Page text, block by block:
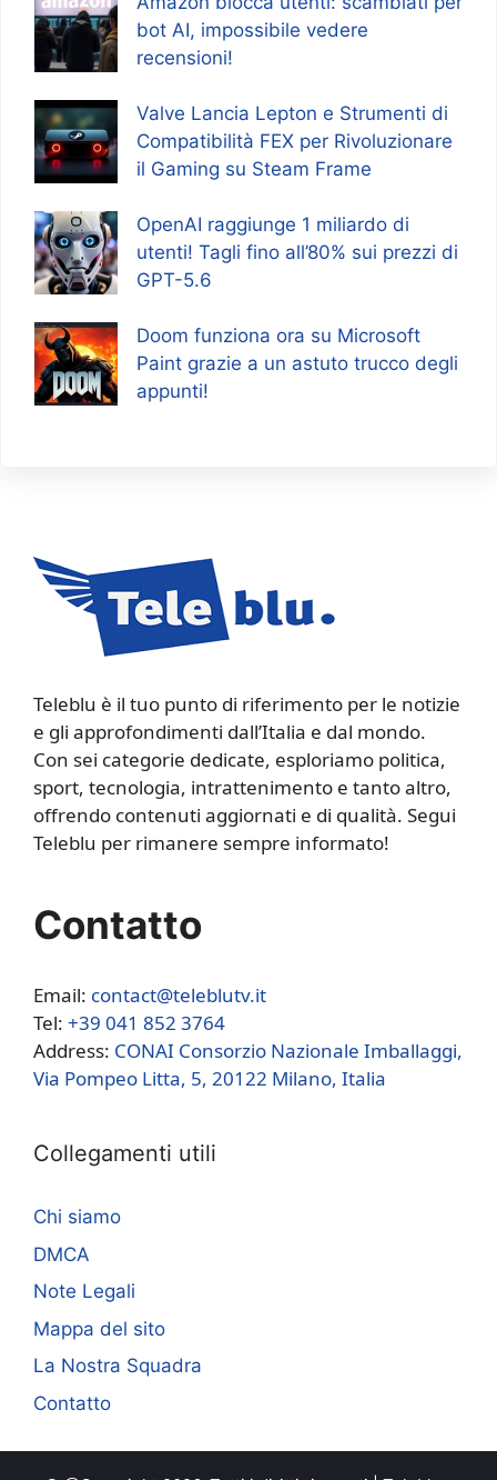
bot AI, impossibile vedere
recensioni!
Valve Lancia Lepton e Strumenti di
Compatibilità FEX per Rivoluzionare
il Gaming su Steam Frame
OpenAI raggiunge 1 miliardo di
utenti! Tagli fino all’80% sui prezzi di
GPT-5.6
Doom funziona ora su Microsoft
Paint grazie a un astuto trucco degli
appunti!
Teleblu è il tuo punto di riferimento per le notizie
e gli approfondimenti dall’Italia e dal mondo.
Con sei categorie dedicate, esploriamo politica,
sport, tecnologia, intrattenimento e tanto altro,
offrendo contenuti aggiornati e di qualità. Segui
Teleblu per rimanere sempre informato!
Contatto
Email: contact@teleblutv.it
Tel: +39 041 852 3764
Address: CONAI Consorzio Nazionale Imballaggi,
Via Pompeo Litta, 5, 20122 Milano, Italia
Collegamenti utili
Chi siamo
DMCA
Note Legali
Mappa del sito
La Nostra Squadra
Contatto